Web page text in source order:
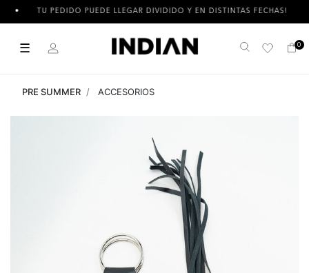
TU PEDIDO PUEDE LLEGAR DIVIDIDO Y EN DISTINTAS FECHAS!
☰ Buscar 0
PRE SUMMER ACCESORIOS